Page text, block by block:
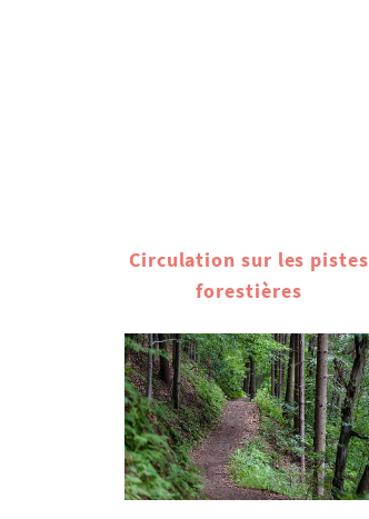
Circulation sur les pistes
forestières